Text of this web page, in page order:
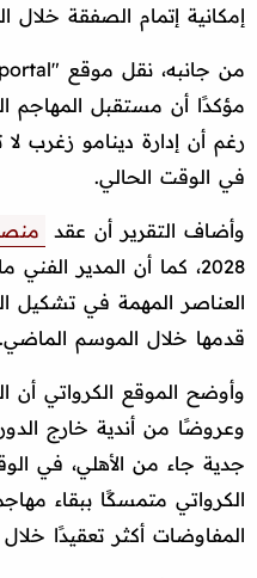
إمكانية إتمام الصفقة خلال
مؤكدًا أن مستقبل المهاجم
رغم أن إدارة دينامو زغرب
في الوقت الحالي.
وأضاف التقرير أن عقد
2028، كما أن المدير
العناصر المهمة في تشكيل
قدمها خلال الموسم الماضي.
وأوضح الموقع الكرواتي أن
وعروضًا من أندية خارج
جدية جاء من الأهلي، في
الكرواتي متمسكًا ببقاء
المفاوضات أكثر تعقيدًا خلال